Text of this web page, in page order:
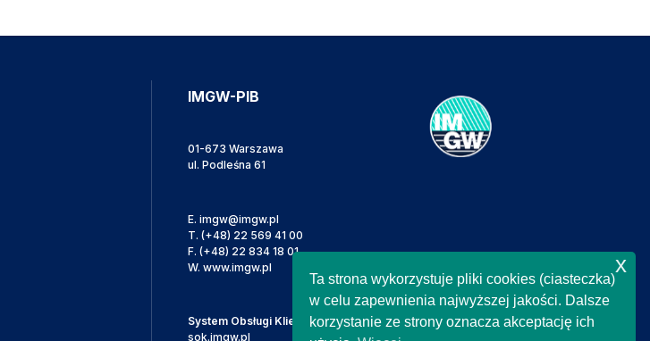
IMGW-PIB
01-673 Warszawa
ul. Podleśna 61
E. imgw@imgw.pl
T. (+48) 22 569 41 00
F. (+48) 22 834 18 01
W. www.imgw.pl
System Obsługi Klienta
sok.imgw.pl
Ta strona wykorzystuje pliki cookies (ciasteczka)
w celu zapewnienia najwyższej jakości. Dalsze
korzystanie ze strony oznacza akceptację ich
x